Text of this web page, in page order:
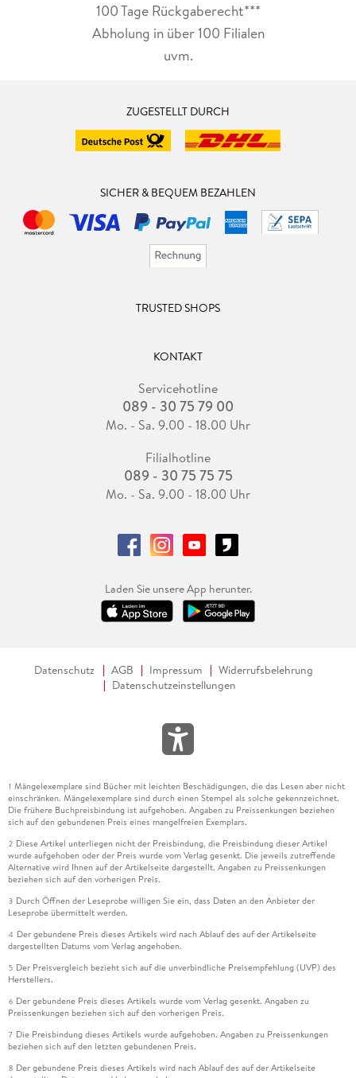
100 Tage Rückgaberecht***
Abholung in über 100 Filialen
uvm.
ZUGESTELLT DURCH
SICHER & BEQUEM BEZAHLEN
TRUSTED SHOPS
KONTAKT
Servicehotline
089 - 30 75 79 00
Mo. - Sa. 9.00 - 18.00 Uhr
Filialhotline
089 - 30 75 75 75
Mo. - Sa. 9.00 - 18.00 Uhr
Laden Sie unsere App herunter.
Datenschutz AGB Impressum
Widerrufsbelehrung
Datenschutzeinstellungen
1 Mängelexemplare sind Bücher mit leichten Beschädigungen, die das Lesen aber nicht
einschränken. Mängelexemplare sind durch einen Stempel als solche gekennzeichnet.
Die frühere Buchpreisbindung ist aufgehoben. Angaben zu Preissenkungen beziehen
sich auf den gebundenen Preis eines mangelfreien Exemplars.
2 Diese Artikel unterliegen nicht der Preisbindung, die Preisbindung dieser Artikel
wurde aufgehoben oder der Preis wurde vom Verlag gesenkt. Die jeweils zutreffende
Alternative wird Ihnen auf der Artikelseite dargestellt. Angaben zu Preissenkungen
beziehen sich auf den vorherigen Preis.
3 Durch Öffnen der Leseprobe willigen Sie ein, dass Daten an den Anbieter der
Leseprobe übermittelt werden.
4 Der gebundene Preis dieses Artikels wird nach Ablauf des auf der Artikelseite
dargestellten Datums vom Verlag angehoben.
5 Der Preisvergleich bezieht sich auf die unverbindliche Preisempfehlung (UVP) des
Herstellers.
6 Der gebundene Preis dieses Artikels wurde vom Verlag gesenkt. Angaben zu
Preissenkungen beziehen sich auf den vorherigen Preis.
7 Die Preisbindung dieses Artikels wurde aufgehoben. Angaben zu Preissenkungen
beziehen sich auf den letzten gebundenen Preis.
8 Der gebundene Preis dieses Artikels wird nach Ablauf des auf der Artikelseite